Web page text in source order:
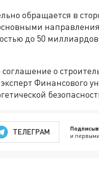
обращается в
до 50
о
Финансового
ТЕЛЕГРАМ и